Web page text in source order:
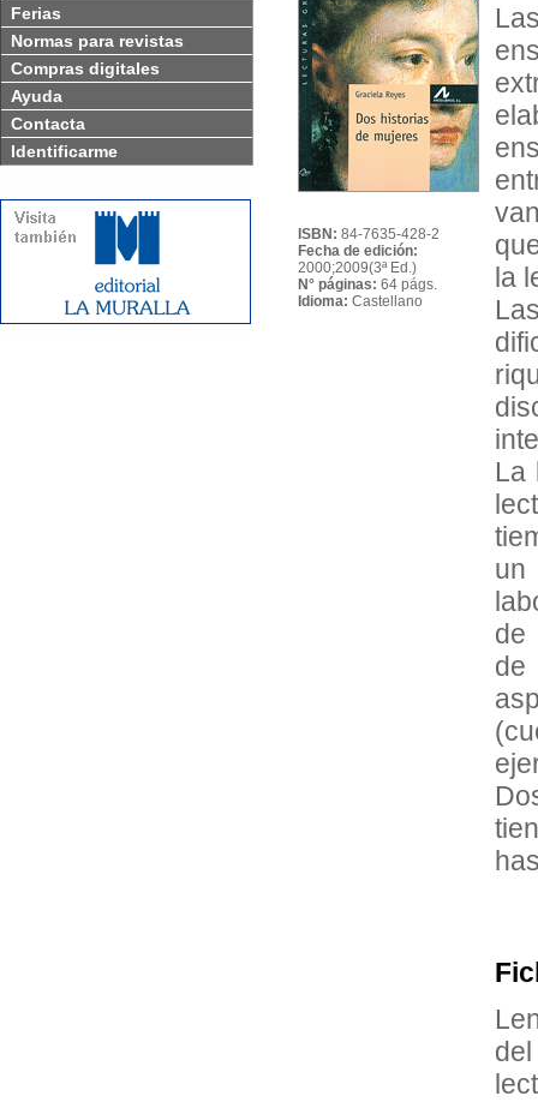
Ferias
Normas para revistas
Compras digitales
Ayuda
Contacta
Identificarme
ISBN: 84-7635-428-2
Fecha de edición:
2000;2009(3ª Ed.)
N° páginas: 64 págs.
Idioma: Castellano
la
La
un
de
de